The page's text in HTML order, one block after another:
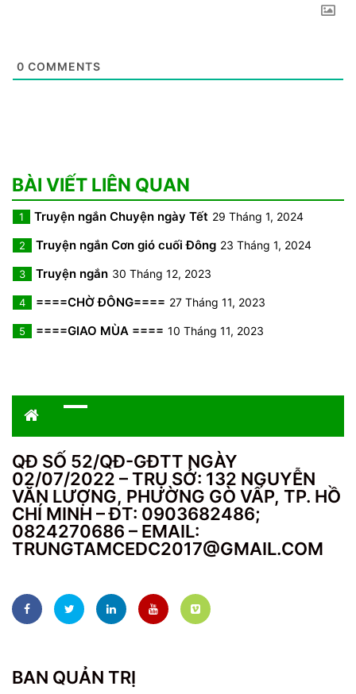
0 COMMENTS
BÀI VIẾT LIÊN QUAN
1 Truyện ngắn Chuyện ngày Tết 29 Tháng 1, 2024
2 Truyện ngắn Cơn gió cuối Đông 23 Tháng 1, 2024
3 Truyện ngắn 30 Tháng 12, 2023
4 ====CHỜ ĐÔNG==== 27 Tháng 11, 2023
5 ====GIAO MÙA ==== 10 Tháng 11, 2023
QĐ SỐ 52/QĐ-GĐTT NGÀY
02/07/2022 – TRỤ SỞ: 132 NGUYỄN
VĂN LƯỢNG, PHƯỜNG GÒ VẤP, TP. HỒ
CHÍ MINH – ĐT: 0903682486;
0824270686 – EMAIL:
TRUNGTAMCEDC2017@GMAIL.COM
BAN QUẢN TRỊ